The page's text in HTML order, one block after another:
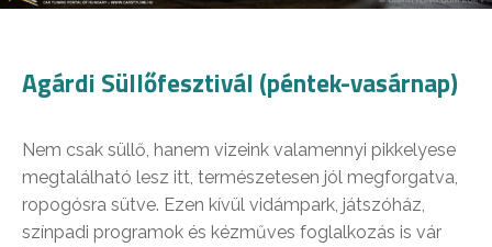
Agárdi Süllőfesztivál (péntek-vasárnap)
Nem csak süllő, hanem vizeink valamennyi pikkelyese
megtalálható lesz itt, természetesen jól megforgatva,
ropogósra sütve. Ezen kívül vidámpark, játszóház,
színpadi programok és kézműves foglalkozás is vár